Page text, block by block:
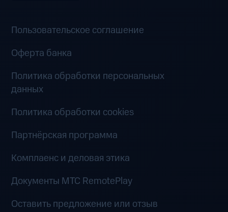
Пользовательское соглашение
Оферта банка
Политика обработки персональных
данных
Политика обработки cookies
Партнёрская программа
Комплаенс и деловая этика
Документы MTC RemotePlay
Оставить предложение или отзыв